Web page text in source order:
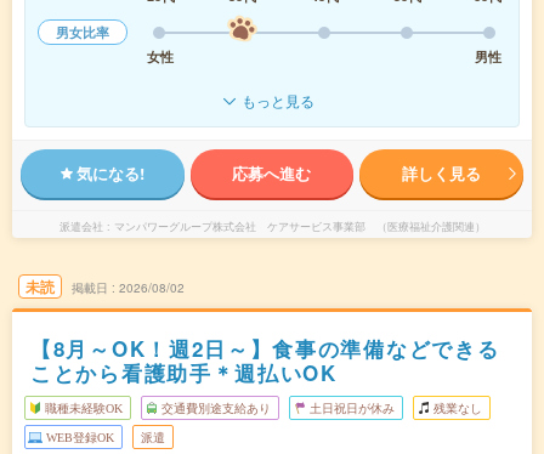
男女比率
女性
男性
もっと見る
気になる! 応募へ進む 詳しく見る
派遣会社 マンパワーグループ株式会社 ケアサービス事業部 （医療福祉介護関連）
未読 掲載日 2026/08/02
【8月～OK！週2日～】食事の準備などできる
ことから看護助手＊週払いOK
職種未経験OK 交通費別途支給あり 土日祝日が休み 残業なし
WEB登録OK 派遣